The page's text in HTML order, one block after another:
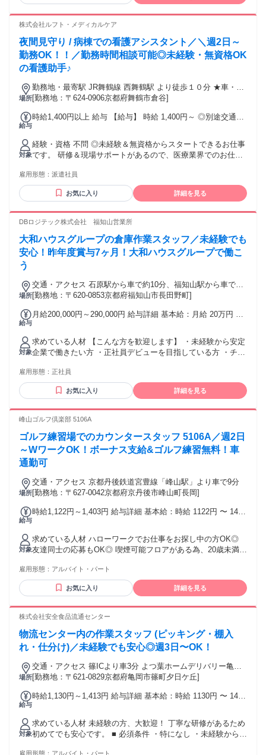
株式会社ルフト・メディカルケア
夜間見守り / 病棟での看護アシスタント／＼週2日～
勤務OK！！／勤務時間相談可能◎未経験・無資格OK
の看護助手♪
場所
勤務地・最寄駅 JR舞鶴線 西舞鶴駅 より徒歩１０分 ★車・バ
イク通勤OK★
[勤務地：〒624-0906京都府舞鶴市倉谷]
給与
時給1,400円以上 給与 【給与】 時給 1,400円～ ◎別途交通費
OK★ ★車通勤OK ★
対象
経験・資格 不問 ◎未経験＆無資格からスタートできるお仕事
です。 研修＆現場サポートがあるので、医療業界でのお仕事
の女性が活躍中の職場です。
雇用形態： 派遣社員
お気に入り 詳細を見る
DBロジテック株式会社 福知山営業所
大和ハウスグループの倉庫作業スタッフ／未経験でも
安心！昨年度賞与7ヶ月！大和ハウスグループで働こ
う
場所
交通・アクセス 石原駅から車で約10分、福知山駅から車で約
10分、福知山ICから車で約5分
[勤務地：〒620-0853京都府福知山市長田野町]
給与
月給200,000円～290,000円 給与詳細 基本給：月給 20万円 〜
れる通勤・皆勤・家族手当金額：なし 全員に一律で支払われ
るその他手当金額：なし 【昇給】 ✅年1回（4月） 【賞与】
✅年2回 （7月、12月） ※昨年度実績7ヶ月分 【手当】 ✅交通
費全額支給 ※公共交通機関利用 ※マイカー通勤は距離に応じ
偶者：1万円/月 子ども1人あたり：4500円/月）
対象
求めている人材 【こんな方を歓迎します】 ・未経験から安定
企業で働きたい方 ・正社員デビューを目指している方 ・チー
業が得意な方 【安心ポイント】 異業種からの転職者が多数活
躍中！ 販売・サービス・飲食・運送など、さまざまな前職の
方が今では長く定着しています。 教育体制が整っているから
に応じて通勤手当も支給します。 【年齢制限について】 45歳
るため／例外事由3号のイ） ◆経験・学歴不問 ◆第二新卒歓
迎 ◆ノルマなし 年齢の条件と理由：あり（例外事由3号の
イ・45歳以下（長期勤続によるキャリア形成のため））
雇用形態： 正社員
お気に入り 詳細を見る
峰山ゴルフ倶楽部 5106A
ゴルフ練習場でのカウンタースタッフ 5106A／週2日
～WワークOK！ボーナス支給&ゴルフ練習無料！車
通勤可
場所
交通・アクセス 京都丹後鉄道宮豊線「峰山駅」より車で9分
[勤務地：〒627-0042京都府京丹後市峰山町長岡]
給与
時給1,122円～1,403円 給与詳細 基本給：時給 1122円 〜 1403
対象
求めている人材 ハローワークでお仕事をお探し中の方OK◎
友達同士の応募もOK◎ 喫煙可能フロアがある為、20歳未満の
出勤できる方歓迎 ・学生、フリーター、未経験の方もOK 笑
顔で挨拶ができれば大丈夫です！ 先輩がイチから丁寧に教え
ます！ 現在活躍中の先輩も多くが 未経験からのスタート！
す！
雇用形態： アルバイト・パート
お気に入り 詳細を見る
株式会社安全食品流通センター
物流センター内の作業スタッフ (ピッキング・棚入
れ・仕分け)／未経験でも安心◎週3日〜OK！
場所
交通・アクセス 篠ICより車3分 よつ葉ホームデリバリー亀岡
センター内
[勤務地：〒621-0829京都府亀岡市篠町夕日ケ丘]
給与
時給1,130円～1,413円 給与詳細 基本給：時給 1130円 〜 1413
対象
求めている人材 未経験の方、大歓迎！ 丁寧な研修があるため
初めてでも安心です。 ■ 必須条件 ・特になし ・未経験からス
雇用形態： アルバイト・パート